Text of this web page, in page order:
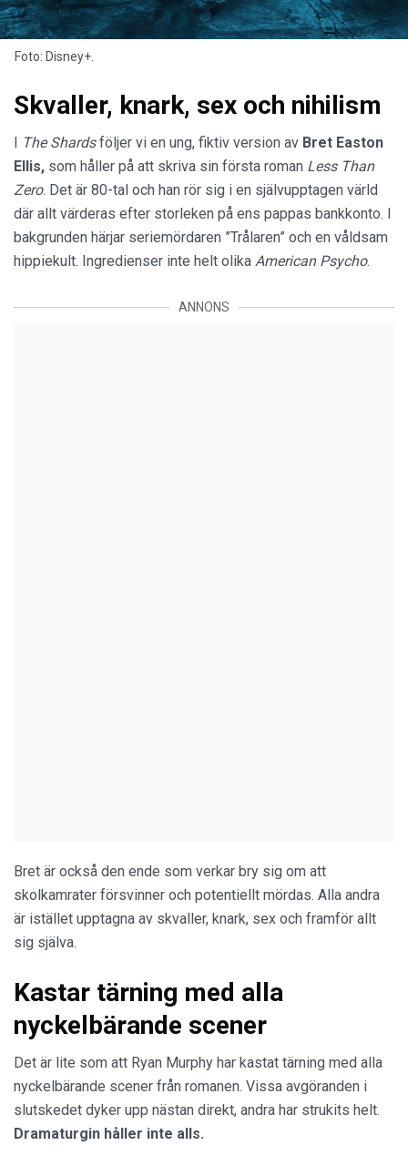
Foto: Disney+.
Skvaller, knark, sex och nihilism
The Shardsföljer vi en ung, fiktiv version av Bret Easton
Ellis, som håller på att skriva sin första roman Less Than
Zero. Det är 80-tal och han rör sig i en självupptagen värld
där allt värderas efter storleken på ens pappas bankkonto. I
bakgrunden härjar seriemördaren ”Trålaren” och en våldsam
hippiekult. Ingredienser inte helt olika American Psycho.
ANNONS
Bret är också den ende som verkar bry sig om att
skolkamrater försvinner och potentiellt mördas. Alla andra
är istället upptagna av skvaller, knark, sex och framför allt
sig själva.
Kastar tärning med alla
nyckelbärande scener
Det är lite som att Ryan Murphy har kastat tärning med alla
nyckelbärande scener från romanen. Vissa avgöranden i
slutskedet dyker upp nästan direkt, andra har strukits helt.
Dramaturgin håller inte alls.